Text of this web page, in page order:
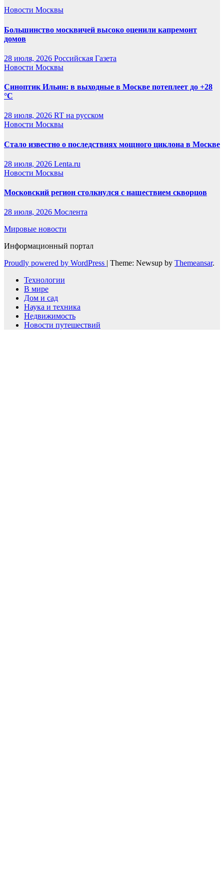
Новости Москвы
Большинство москвичей высоко оценили капремонт
домов
28 июля, 2026 Российская Газета
Новости Москвы
Синоптик Ильин: в выходные в Москве потеплеет до +28
°C
28 июля, 2026 RT на русском
Новости Москвы
Стало известно о последствиях мощного циклона в Москве
28 июля, 2026 Lenta.ru
Новости Москвы
Московский регион столкнулся с нашествием скворцов
28 июля, 2026 Мослента
Мировые новости
Информационный портал
Proudly powered by WordPress
Theme: Newsup by Themeansar.
Технологии
В мире
Дом и сад
Наука и техника
Недвижимость
Новости путешествий